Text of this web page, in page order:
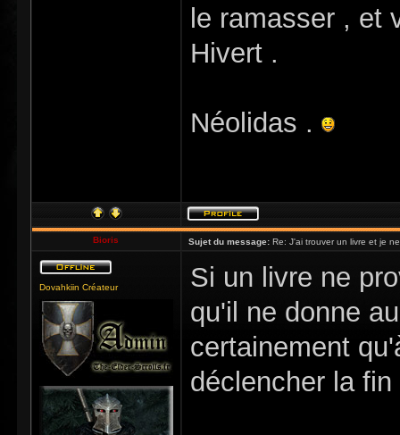
le ramasser , et
Hivert .
Néolidas .
Bioris Sujet du message: Re: J'ai trouver un livre et je
Dovahkiin Créateur
Si un livre ne
qu'il ne donne
certainement
déclencher la